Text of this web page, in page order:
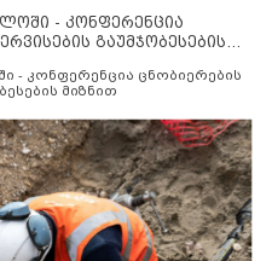
- კონფერენცია
გაუმჯობესების
- კონფერენცია ცნობიერების
მიზნით